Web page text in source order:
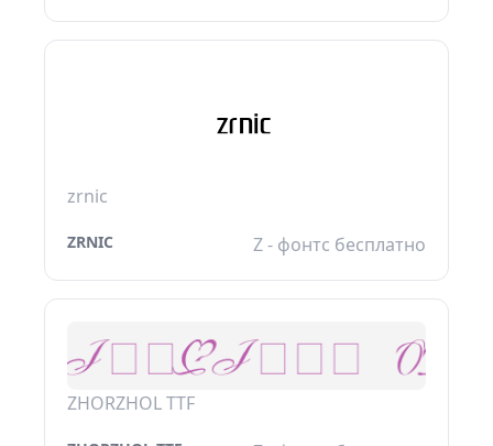
zrnic
ZRNIC Z - фонтс бесплатно
ZHORZHOL TTF